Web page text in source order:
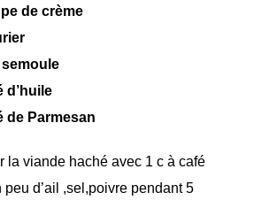
de crème
d’huile
de Parmesan
la viande haché avec 1 c à café
peu d’ail ,sel,poivre pendant 5